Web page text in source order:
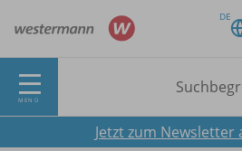
DE
MENÜ
Jetzt zum Newsletter